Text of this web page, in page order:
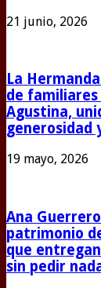
21 junio, 2026
La
de
Agustina,
generosidad
19 mayo, 2026
Ana
patrimonio
que
sin pedir